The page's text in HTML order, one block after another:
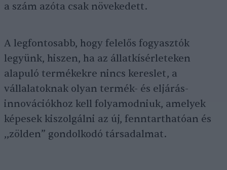
a szám azóta csak növekedett.
A legfontosabb, hogy felelős fogyasztók
legyünk, hiszen, ha az állatkísérleteken
alapuló termékekre nincs kereslet, a
vállalatoknak olyan termék- és eljárás-
innovációkhoz kell folyamodniuk, amelyek
képesek kiszolgálni az új, fenntarthatóan és
,,zölden” gondolkodó társadalmat.